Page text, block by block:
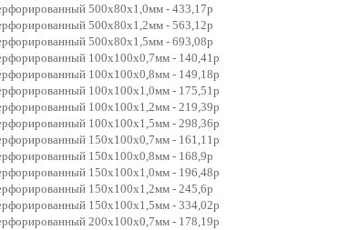
500х80х1,0мм - 433,17р
500х80х1,2мм - 563,12р
500х80х1,5мм - 693,08р
100х100х0,7мм - 140,41р
100х100х0,8мм - 149,18р
100х100х1,0мм - 175,51р
100х100х1,2мм - 219,39р
100х100х1,5мм - 298,36р
150х100х0,7мм - 161,11р
150х100х0,8мм - 168,9р
150х100х1,0мм - 196,48р
150х100х1,2мм - 245,6р
150х100х1,5мм - 334,02р
200х100х0,7мм - 178,19р